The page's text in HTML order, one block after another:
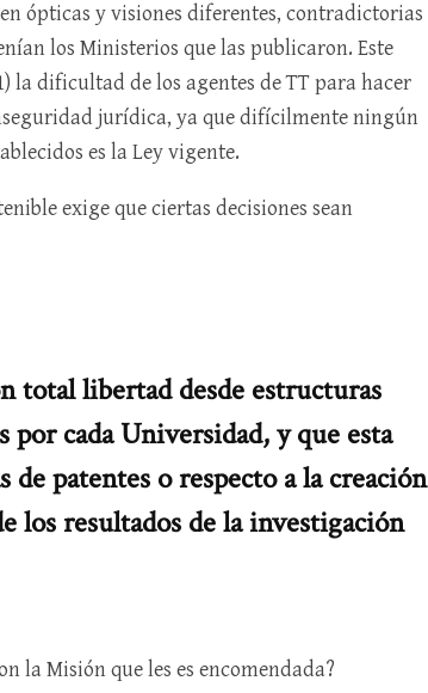
ópticas y visiones diferentes, contradictorias
los Ministerios que las publicaron. Este
la dificultad de los agentes de TT para hacer
jurídica, ya que difícilmente ningún
es la Ley vigente.
exige que ciertas decisiones sean
total libertad desde estructuras
por cada Universidad, y que esta
patentes o respecto a la creación
los resultados de la investigación
la Misión que les es encomendada?